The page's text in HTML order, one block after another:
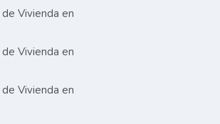
Vivienda en
Vivienda en
Vivienda en